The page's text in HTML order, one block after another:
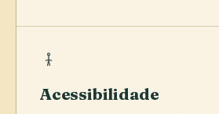
Acessibilidade